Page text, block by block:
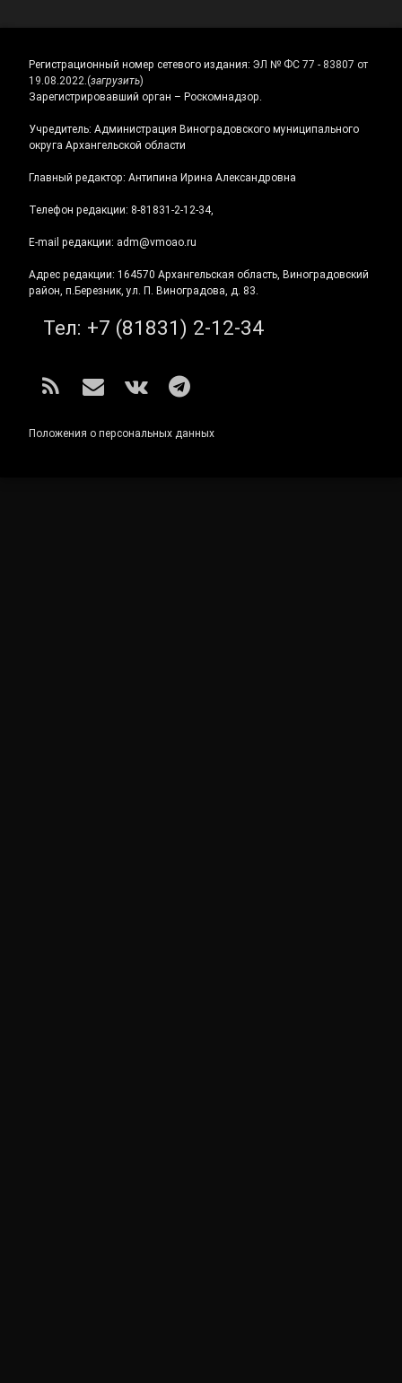
Регистрационный номер сетевого издания: ЭЛ № ФС 77 - 83807 от
19.08.2022.(загрузить)
Зарегистрировавший орган – Роскомнадзор.
Учредитель: Администрация Виноградовского муниципального
округа Архангельской области
Главный редактор: Антипина Ирина Александровна
Телефон редакции: 8-81831-2-12-34,
E-mail редакции: adm@vmoao.ru
Адрес редакции: 164570 Архангельская область, Виноградовский
район, п.Березник, ул. П. Виноградова, д. 83.
Тел: +7 (81831) 2-12-34
RSS E-mailВКонтакте
Telegram
Положения о персональных данных